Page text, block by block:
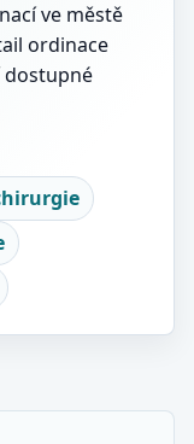
ve městě
ordinace
dostupné